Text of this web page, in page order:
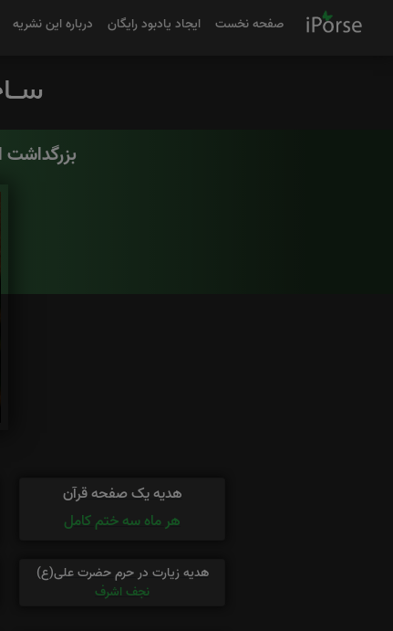
صفحه نخست ایجاد یادبود رایگان درباره این نشریه
بزرگداشت
هدیه یک صفحه قرآن
هر ماه سه ختم کامل
هدیه زیارت در حرم حضرت علی(ع)
نجف اشرف